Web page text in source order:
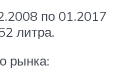
по 01.2017
литра.
рынка: